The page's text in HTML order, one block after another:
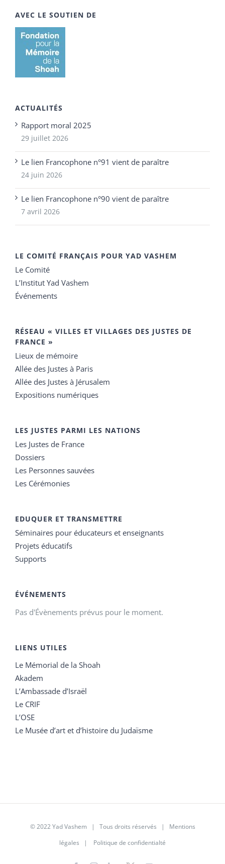
AVEC LE SOUTIEN DE
ACTUALITÉS
Rapport moral 2025
29 juillet 2026
Le lien Francophone n°91 vient de paraître
24 juin 2026
Le lien Francophone n°90 vient de paraître
7 avril 2026
LE COMITÉ FRANÇAIS POUR YAD VASHEM
Le Comité
L’Institut Yad Vashem
Événements
RÉSEAU « VILLES ET VILLAGES DES JUSTES DE
FRANCE »
Lieux de mémoire
Allée des Justes à Paris
Allée des Justes à Jérusalem
Expositions numériques
LES JUSTES PARMI LES NATIONS
Les Justes de France
Dossiers
Les Personnes sauvées
Les Cérémonies
EDUQUER ET TRANSMETTRE
Séminaires pour éducateurs et enseignants
Projets éducatifs
Supports
ÉVÉNEMENTS
Pas d'Évènements prévus pour le moment.
LIENS UTILES
Le Mémorial de la Shoah
Akadem
L’Ambassade d’Israël
Le CRIF
L’OSE
Le Musée d’art et d’histoire du Judaïsme
© 2022 Yad Vashem | Tous droits réservés | Mentions
légales | Politique de confidentialté